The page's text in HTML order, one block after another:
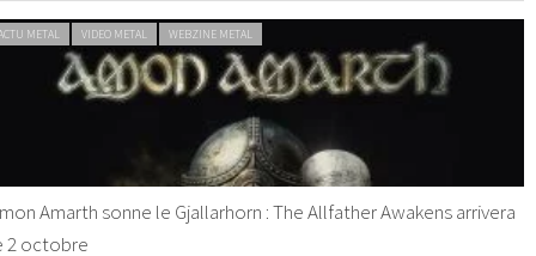
METAL VIDEO METAL WEBZINE METAL
Amarth sonne le Gjallarhorn : The Allfather Awakens arrivera
2 octobre